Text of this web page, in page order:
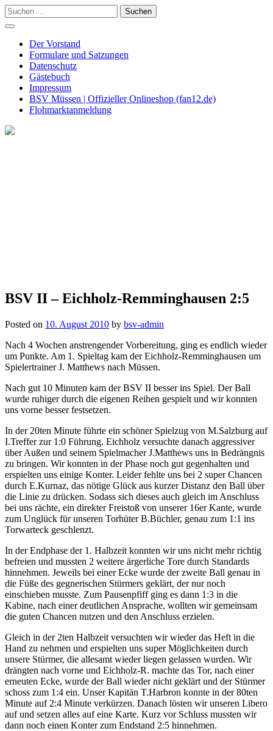
Skip
to
content
Suchen
nach:
Der Vorstand
Formulare und Satzungen
Datenschutz
Gästebuch
Impressum
BSV Müssen | Offizieller Onlineshop (fan12.de)
Flohmarktanmeldung
BSV II – Eichholz-Remminghausen 2:5
Posted on 10. August 2010 by bsv-admin
Nach 4 Wochen anstrengender Vorbereitung, ging es endlich wieder
um Punkte. Am 1. Spieltag kam der Eichholz-Remminghausen um
Spielertrainer J. Matthews nach Müssen.
Nach gut 10 Minuten kam der BSV II besser ins Spiel. Der Ball
wurde ruhiger durch die eigenen Reihen gespielt und wir konnten
uns vorne besser festsetzen.
In der 20ten Minute führte ein schöner Spielzug von M.Salzburg auf
I.Treffer zur 1:0 Führung. Eichholz versuchte danach aggressiver
über Außen und seinem Spielmacher J.Matthews uns in Bedrängnis
zu bringen. Wir konnten in der Phase noch gut gegenhalten und
erspielten uns einige Konter. Leider fehlte uns bei 2 super Chancen
durch E.Kurnaz, das nötige Glück aus kurzer Distanz den Ball über
die Linie zu drücken. Sodass sich dieses auch gleich im Anschluss
bei uns rächte, ein direkter Freistoß von unserer 16er Kante, wurde
zum Unglück für unseren Torhüter B.Büchler, genau zum 1:1 ins
Torwarteck geschlenzt.
In der Endphase der 1. Halbzeit konnten wir uns nicht mehr richtig
befreien und mussten 2 weitere ärgerliche Tore durch Standards
hinnehmen. Jeweils bei einer Ecke wurde der zweite Ball genau in
die Füße des gegnerischen Stürmers geklärt, der nur noch
einschieben musste. Zum Pausenpfiff ging es dann 1:3 in die
Kabine, nach einer deutlichen Ansprache, wollten wir gemeinsam
die guten Chancen nutzen und den Anschluss erzielen.
Gleich in der 2ten Halbzeit versuchten wir wieder das Heft in die
Hand zu nehmen und erspielten uns super Möglichkeiten durch
unsere Stürmer, die allesamt wieder liegen gelassen wurden. Wir
drängten nach vorne und Eichholz-R. machte das Tor, nach einer
erneuten Ecke, wurde der Ball wieder nicht geklärt und der Stürmer
schoss zum 1:4 ein. Unser Kapitän T.Harbron konnte in der 80ten
Minute auf 2:4 Minute verkürzen. Danach lösten wir unseren Libero
auf und setzen alles auf eine Karte. Kurz vor Schluss mussten wir
dann noch einen Konter zum Endstand 2:5 hinnehmen.